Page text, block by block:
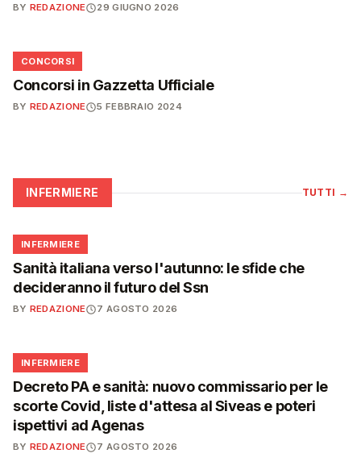
BY REDAZIONE 29 GIUGNO 2026
📋
CONCORSI
Concorsi in Gazzetta Ufficiale
BY REDAZIONE 5 FEBBRAIO 2024
INFERMIERE TUTTI →
🩺
INFERMIERE
Sanità italiana verso l'autunno: le sfide che
decideranno il futuro del Ssn
BY REDAZIONE 7 AGOSTO 2026
🩺
INFERMIERE
Decreto PA e sanità: nuovo commissario per le
scorte Covid, liste d'attesa al Siveas e poteri
ispettivi ad Agenas
BY REDAZIONE 7 AGOSTO 2026